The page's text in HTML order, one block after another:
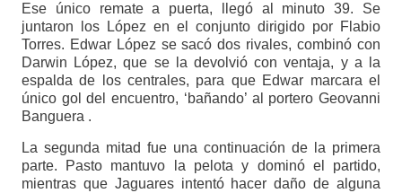
Ese único remate a puerta, llegó al minuto 39. Se
juntaron los López en el conjunto dirigido por Flabio
Torres. Edwar López se sacó dos rivales, combinó con
Darwin López, que se la devolvió con ventaja, y a la
espalda de los centrales, para que Edwar marcara el
único gol del encuentro, ‘bañando’ al portero Geovanni
Banguera .
La segunda mitad fue una continuación de la primera
parte. Pasto mantuvo la pelota y dominó el partido,
mientras que Jaguares intentó hacer daño de alguna